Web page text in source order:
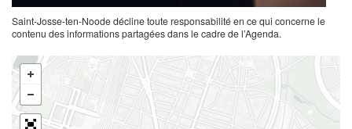
Saint-Josse-ten-Noode décline toute responsabilité en ce qui concerne le
contenu des informations partagées dans le cadre de l’Agenda.